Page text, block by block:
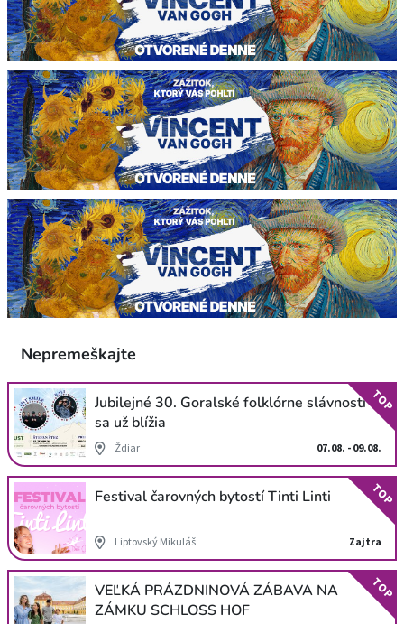
Nepremeškajte
Jubilejné 30. Goralské folklórne slávnosti
sa už blížia
Ždiar 07.08. - 09.08.
TOP
Festival čarovných bytostí Tinti Linti
Liptovský Mikuláš Zajtra
TOP
VEĽKÁ PRÁZDNINOVÁ ZÁBAVA NA
ZÁMKU SCHLOSS HOF
TOP